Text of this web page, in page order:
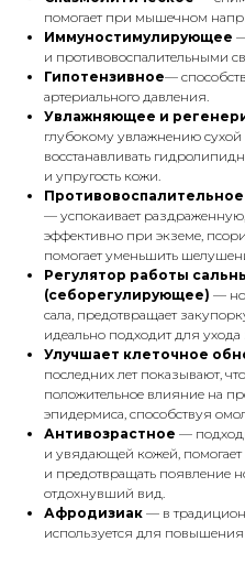
помогает при мышечном
Иммуностимулирующее
и противовоспалительными
Гипотензивное—
артериального давления.
Увлажняющее и
глубокому увлажнению
восстанавливать
и упругость кожи.
— успокаивает
эффективно при экземе,
помогает уменьшить
Регулятор работы
(себорегулирующее) —
сала, предотвращает
идеально подходит для
Улучшает клеточное
последних лет показывают,
положительное влияние на
эпидермиса, способствуя
Антивозрастное —
и увядающей кожей,
и предотвращать появление
отдохнувший вид.
Афродизиак — в
используется для